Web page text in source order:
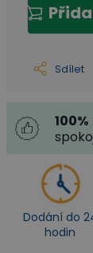
Sdílet
100%
Dodání do
hodin